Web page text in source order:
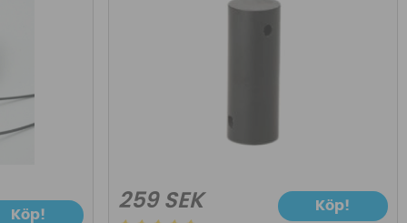
Köp!
259 SEK Köp!